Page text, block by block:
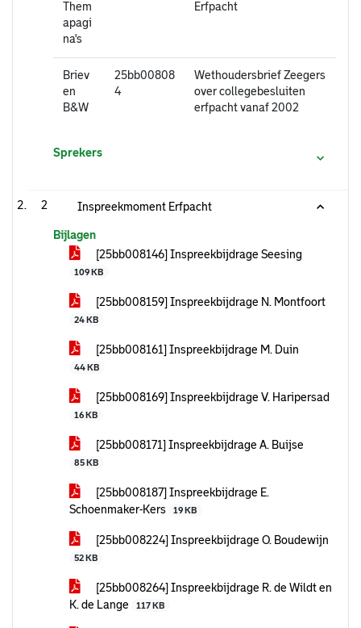
Them
apagi
na's
Erfpacht
Briev
en
B&W
25bb00808
4
Wethoudersbrief Zeegers
over collegebesluiten
erfpacht vanaf 2002
Sprekers
2 Inspreekmoment Erfpacht
Bijlagen
[25bb008146] Inspreekbijdrage Seesing
109 KB
[25bb008159] Inspreekbijdrage N. Montfoort
24 KB
[25bb008161] Inspreekbijdrage M. Duin
44 KB
[25bb008169] Inspreekbijdrage V. Haripersad
16 KB
[25bb008171] Inspreekbijdrage A. Buijse
85 KB
[25bb008187] Inspreekbijdrage E.
Schoenmaker-Kers
19 KB
[25bb008224] Inspreekbijdrage O. Boudewijn
52 KB
[25bb008264] Inspreekbijdrage R. de Wildt en
K. de Lange
117 KB